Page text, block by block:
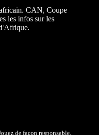
CAN, Coupe
les infos sur les
de façon responsable,